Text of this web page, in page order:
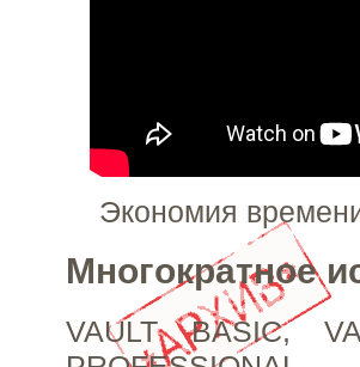
Экономия
Многократное
VAULT BASIC,